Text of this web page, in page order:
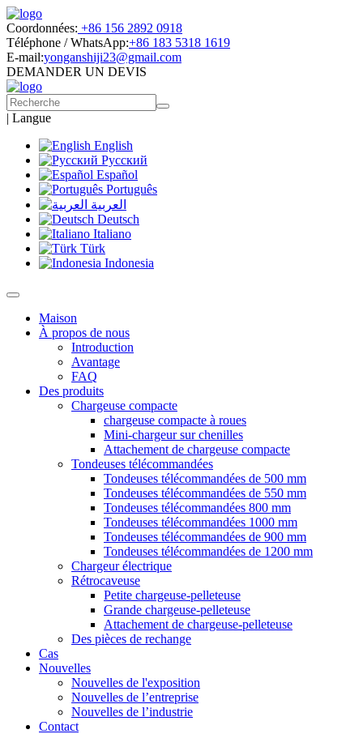
Coordonnées: +86 156 2892 0918
Téléphone / WhatsApp:+86 183 5318 1619
E-mail:yonganshiji23@gmail.com
DEMANDER UN DEVIS
| Langue
English
Русский
Español
Português
العربية
Deutsch
Italiano
Türk
Indonesia
Maison
À propos de nous
Introduction
Avantage
FAQ
Des produits
Chargeuse compacte
chargeuse compacte à roues
Mini-chargeur sur chenilles
Attachement de chargeuse compacte
Tondeuses télécommandées
Tondeuses télécommandées de 500 mm
Tondeuses télécommandées de 550 mm
Tondeuses télécommandées 800 mm
Tondeuses télécommandées 1000 mm
Tondeuses télécommandées de 900 mm
Tondeuses télécommandées de 1200 mm
Chargeur électrique
Rétrocaveuse
Petite chargeuse-pelleteuse
Grande chargeuse-pelleteuse
Attachement de chargeuse-pelleteuse
Des pièces de rechange
Cas
Nouvelles
Nouvelles de l'exposition
Nouvelles de l’entreprise
Nouvelles de l’industrie
Contact